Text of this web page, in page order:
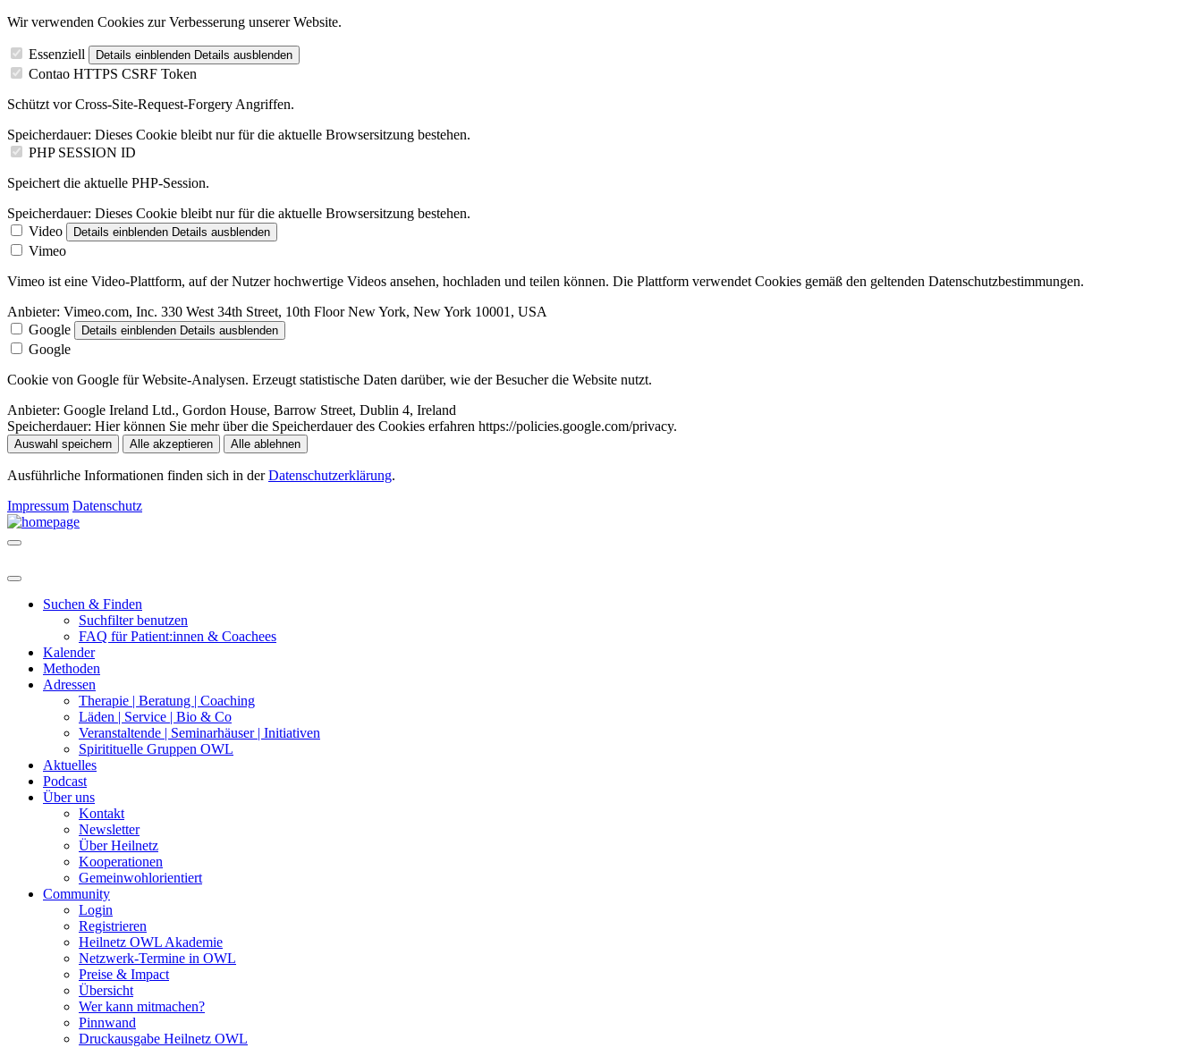
Wir verwenden Cookies zur Verbesserung unserer Website.
Essenziell Details einblenden Details ausblenden
Contao HTTPS CSRF Token
Schützt vor Cross-Site-Request-Forgery Angriffen.
Speicherdauer: Dieses Cookie bleibt nur für die aktuelle Browsersitzung bestehen.
PHP SESSION ID
Speichert die aktuelle PHP-Session.
Speicherdauer: Dieses Cookie bleibt nur für die aktuelle Browsersitzung bestehen.
Video
Details einblenden Details ausblenden
Vimeo
Vimeo ist eine Video-Plattform, auf der Nutzer hochwertige Videos ansehen, hochladen und teilen können. Die Plattform verwendet Cookies gemäß den geltenden Datenschutzbestimmungen.
Anbieter: Vimeo.com, Inc. 330 West 34th Street, 10th Floor New York, New York 10001, USA
Google
Details einblenden Details ausblenden
Google
Cookie von Google für Website-Analysen. Erzeugt statistische Daten darüber, wie der Besucher die Website nutzt.
Anbieter: Google Ireland Ltd., Gordon House, Barrow Street, Dublin 4, Ireland
Speicherdauer: Hier können Sie mehr über die Speicherdauer des Cookies erfahren https://policies.google.com/privacy.
Auswahl speichern Alle akzeptieren Alle ablehnen
Ausführliche Informationen finden sich in derDatenschutzerklärung.
Impressum Datenschutz
Suchen & Finden
Suchfilter benutzen
FAQ für Patient:innen & Coachees
Kalender
Methoden
Adressen
Therapie | Beratung | Coaching
Läden | Service | Bio & Co
Veranstaltende | Seminarhäuser | Initiativen
Spiritituelle Gruppen OWL
Aktuelles
Podcast
Über uns
Kontakt
Newsletter
Über Heilnetz
Kooperationen
Gemeinwohlorientiert
Community
Login
Registrieren
Heilnetz OWL Akademie
Netzwerk-Termine in OWL
Preise & Impact
Übersicht
Wer kann mitmachen?
Pinnwand
Druckausgabe Heilnetz OWL